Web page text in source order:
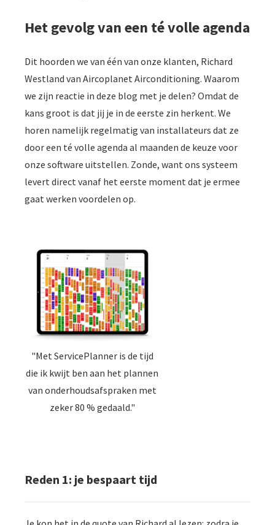
Het gevolg van een té volle agenda
Dit hoorden we van één van onze klanten, Richard
Westland van Aircoplanet Airconditioning. Waarom
we zijn reactie in deze blog met je delen? Omdat de
kans groot is dat jij je in de eerste zin herkent. We
horen namelijk regelmatig van installateurs dat ze
door een té volle agenda al maanden de keuze voor
onze software uitstellen. Zonde, want ons systeem
levert direct vanaf het eerste moment dat je ermee
gaat werken voordelen op.
"Met ServicePlanner is de tijd
die ik kwijt ben aan het plannen
van onderhoudsafspraken met
zeker 80 % gedaald."
Reden 1: je bespaart tijd